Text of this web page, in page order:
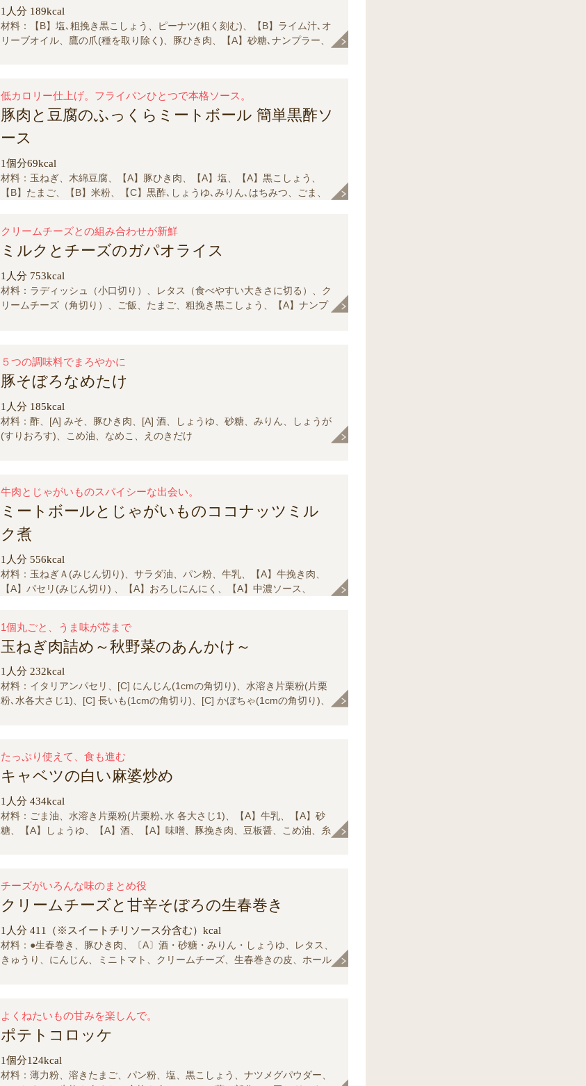
1人分 189kcal
材料：【B】塩､粗挽き黒こしょう、ピーナツ(粗く刻む)、【B】ライム汁､オ
リーブオイル、鷹の爪(種を取り除く)、豚ひき肉、【A】砂糖､ナンプラー、
低カロリー仕上げ。フライパンひとつで本格ソース。
豚肉と豆腐のふっくらミートボール 簡単黒酢ソ
ース
1個分69kcal
材料：玉ねぎ、木綿豆腐、【A】豚ひき肉、【A】塩、【A】黒こしょう、
【B】たまご、【B】米粉、【C】黒酢､しょうゆ､みりん､はちみつ、ごま、
クリームチーズとの組み合わせが新鮮
ミルクとチーズのガパオライス
1人分 753kcal
材料：ラディッシュ（小口切り）、レタス（食べやすい大きさに切る）、ク
リームチーズ（角切り）、ご飯、たまご、粗挽き黒こしょう、【A】ナンプ
５つの調味料でまろやかに
豚そぼろなめたけ
1人分 185kcal
材料：酢、[A] みそ、豚ひき肉、[A] 酒、しょうゆ、砂糖、みりん、しょうが
(すりおろす)、こめ油、なめこ、えのきだけ
牛肉とじゃがいものスパイシーな出会い。
ミートボールとじゃがいものココナッツミル
ク煮
1人分 556kcal
材料：玉ねぎＡ(みじん切り)、サラダ油、パン粉、牛乳、【A】牛挽き肉、
【A】パセリ(みじん切り) 、【A】おろしにんにく、【A】中濃ソース、
うが(みじん切り)､ にんにく(みじん切り) 、【C】カレー粉、【C】白ワイ
ン、【D】水､ココナッツミルク、パクチー(茎と根はみじん切り､葉はざく切
1個丸ごと、うま味が芯まで
玉ねぎ肉詰め～秋野菜のあんかけ～
1人分 232kcal
材料：イタリアンパセリ、[C] にんじん(1cmの角切り)、水溶き片栗粉(片栗
粉､水各大さじ1)、[C] 長いも(1cmの角切り)、[C] かぼちゃ(1cmの角切り)、
たっぷり使えて、食も進む
キャベツの白い麻婆炒め
1人分 434kcal
材料：ごま油、水溶き片栗粉(片栗粉､水 各大さじ1)、【A】牛乳、【A】砂
糖、【A】しょうゆ、【A】酒、【A】味噌、豚挽き肉、豆板醤、こめ油、糸
チーズがいろんな味のまとめ役
クリームチーズと甘辛そぼろの生春巻き
1人分 411（※スイートチリソース分含む）kcal
材料：●生春巻き、豚ひき肉、〔A〕酒・砂糖・みりん・しょうゆ、レタス、
きゅうり、にんじん、ミニトマト、クリームチーズ、生春巻きの皮、ホール
よくねたいもの甘みを楽しんで。
ポテトコロッケ
1個分124kcal
材料：薄力粉、溶きたまご、パン粉、塩、黒こしょう、ナツメグパウダー、